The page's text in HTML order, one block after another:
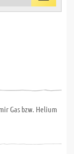
Gas bzw. Helium